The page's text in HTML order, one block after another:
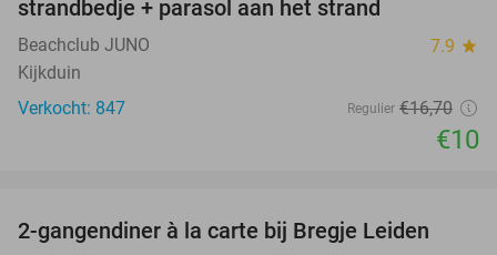
strandbedje + parasol aan het strand
Beachclub JUNO 7.9 star
Kijkduin
Verkocht: 847
Regulier €16,70
€10
2-gangendiner à la carte bij Bregje Leiden